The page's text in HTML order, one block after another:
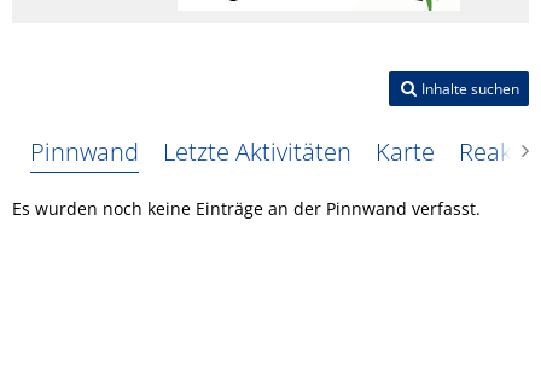
Inhalte suchen
Pinnwand Letzte Aktivitäten Karte
Es wurden noch keine Einträge an der Pinnwand verfasst.